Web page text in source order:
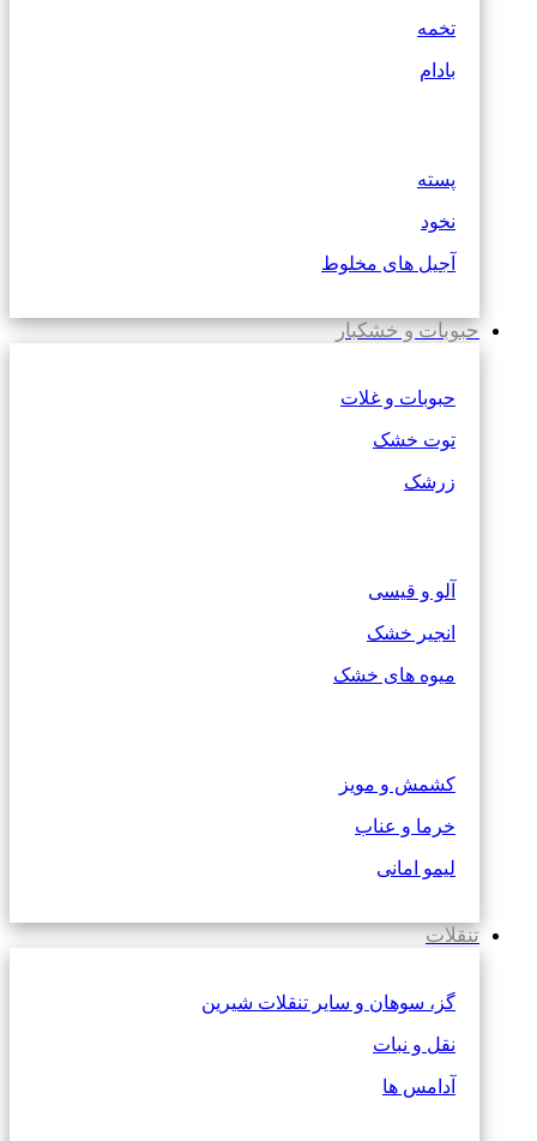
تخمه
بادام
پسته
نخود
آجیل های مخلوط
حبوبات و خشکبار
حبوبات و غلات
توت خشک
زرشک
آلو و قیسی
انجیر خشک
میوه های خشک
کشمش و مویز
خرما و عناب
لیمو امانی
تنقلات
گز، سوهان و سایر تنقلات شیرین
نقل و نبات
آدامس ها